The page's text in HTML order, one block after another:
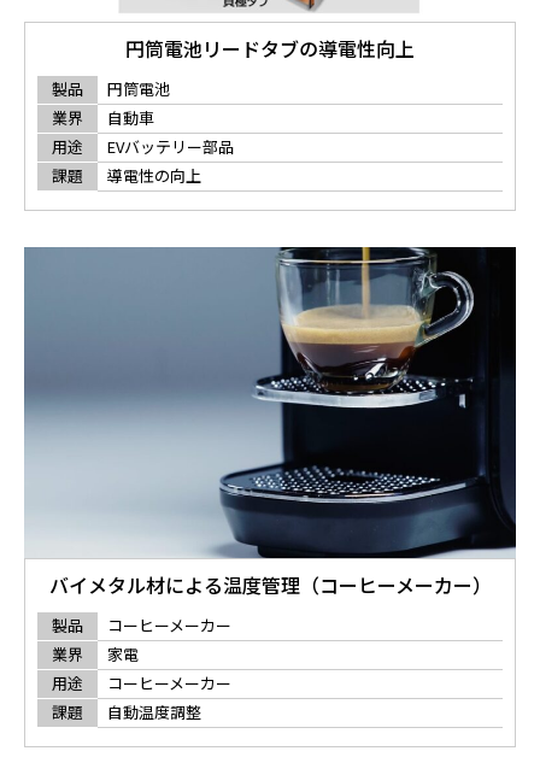
円筒電池リードタブの導電性向上
製品
円筒電池
業界
自動車
用途
EVバッテリー部品
課題
導電性の向上
バイメタル材による温度管理（コーヒーメーカー）
製品
コーヒーメーカー
業界
家電
用途
コーヒーメーカー
課題
自動温度調整